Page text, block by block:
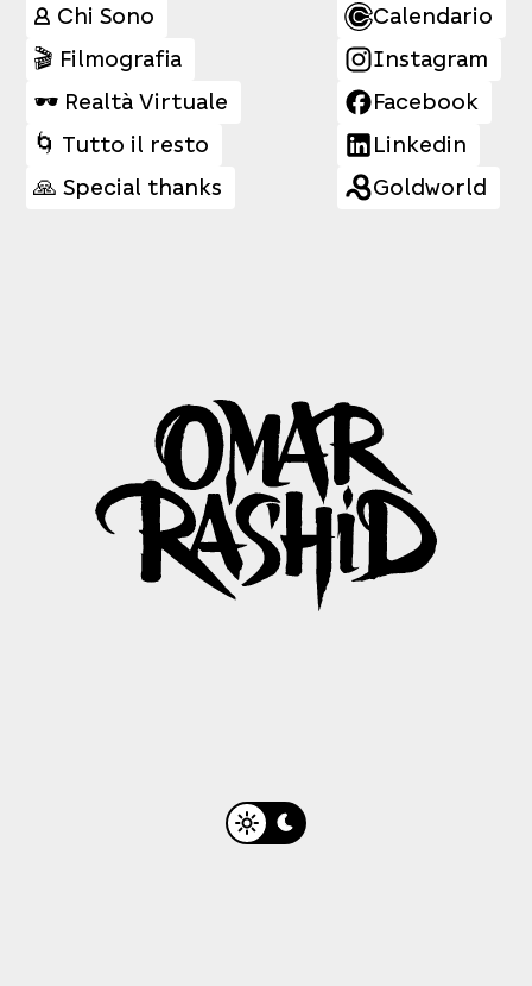
👤 Chi Sono
🎬 Filmografia
🕶️ Realtà Virtuale
🌀 Tutto il resto
🙏 Special thanks
Calendario
Instagram
Facebook
Linkedin
Goldworld